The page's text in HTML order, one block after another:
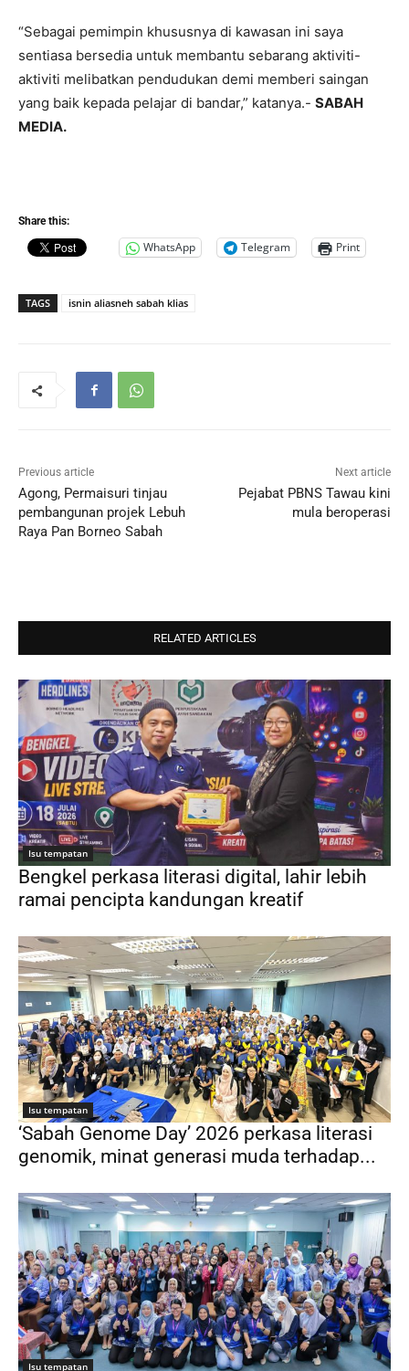
“Sebagai pemimpin khususnya di kawasan ini saya
sentiasa bersedia untuk membantu sebarang aktiviti-
aktiviti melibatkan pendudukan demi memberi saingan
yang baik kepada pelajar di bandar,” katanya.- SABAH
MEDIA.
Share this:
WhatsApp Telegram Print
TAGS isnin aliasneh sabah klias
Previous article
Agong, Permaisuri tinjau
pembangunan projek Lebuh
Raya Pan Borneo Sabah
Next article
Pejabat PBNS Tawau kini
mula beroperasi
RELATED ARTICLES
Isu tempatan
Bengkel perkasa literasi digital, lahir lebih
ramai pencipta kandungan kreatif
Isu tempatan
‘Sabah Genome Day’ 2026 perkasa literasi
genomik, minat generasi muda terhadap...
Isu tempatan